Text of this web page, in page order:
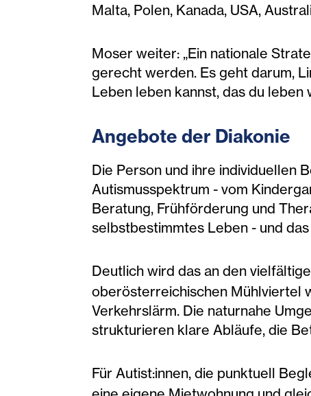
Malta, Polen, Kanada, USA,
Moser weiter: „Ein nationale
gerecht werden. Es geht darum,
Leben leben kannst, das du leben
Angebote der Diakonie
Die Person und ihre individuellen
Autismusspektrum - vom
Beratung, Frühförderung und
selbstbestimmtes Leben - und
Deutlich wird das an den
oberösterreichischen Mühlviertel
Verkehrslärm. Die naturnahe
strukturieren klare Abläufe, die
Für Autist:innen, die punktuell